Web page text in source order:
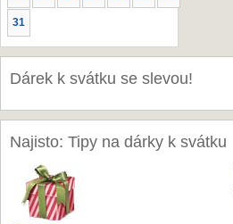
31
Dárek k svátku se slevou!
Najisto: Tipy na dárky k svátku